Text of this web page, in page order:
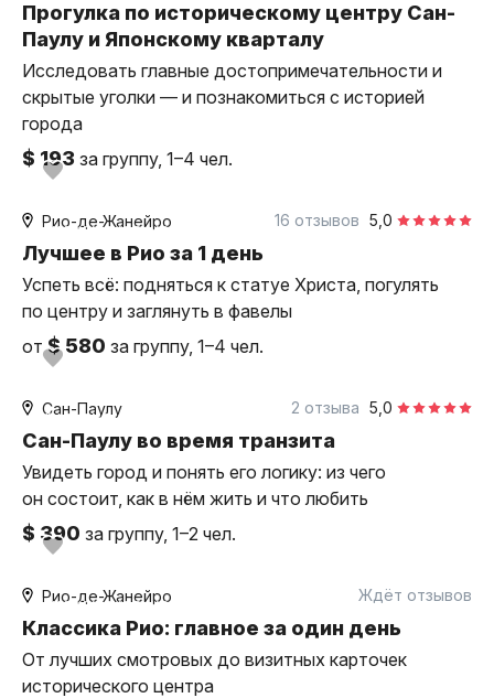
Прогулка по историческому центру Сан-
Паулу и Японскому кварталу
Исследовать главные достопримечательности и
скрытые уголки — и познакомиться с историей
города
$ 193 за группу, 1–4 чел.
индивидуальная
Рио-де-Жанейро 5,0
16 отзывов
Лучшее в Рио за 1 день
Успеть всё: подняться к статуе Христа, погулять
по центру и заглянуть в фавелы
от$ 580 за группу, 1–4 чел.
6 часов
индивидуальная
Сан-Паулу 5,0
2 отзыва
Сан-Паулу во время транзита
Увидеть город и понять его логику: из чего
он состоит, как в нём жить и что любить
$ 390 за группу, 1–2 чел.
индивидуальная
Рио-де-Жанейро Ждёт отзывов
Классика Рио: главное за один день
От лучших смотровых до визитных карточек
исторического центра